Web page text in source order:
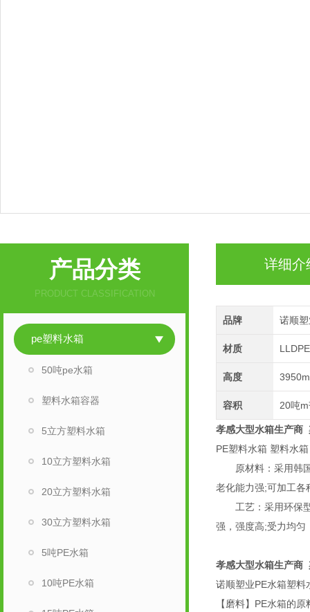
产品分类
PRODUCT CLASSIFICATION
pe塑料水箱
50吨pe水箱
塑料水箱容器
5立方塑料水箱
10立方塑料水箱
20立方塑料水箱
30立方塑料水箱
5吨PE水箱
10吨PE水箱
详细介
品牌 诺顺
材质 LLDPE
高度 3950m
容积 20吨
孝感大型水箱生产商
PE塑料水箱 塑料水
原材料：采用韩国
老化能力强;可加工各
工艺：采用环保型
强，强度高;受力均匀
孝感大型水箱生产商
诺顺塑业PE水箱塑
【磨料】PE水箱的